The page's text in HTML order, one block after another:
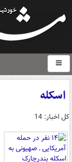
اسکله
کل اخبار: 14